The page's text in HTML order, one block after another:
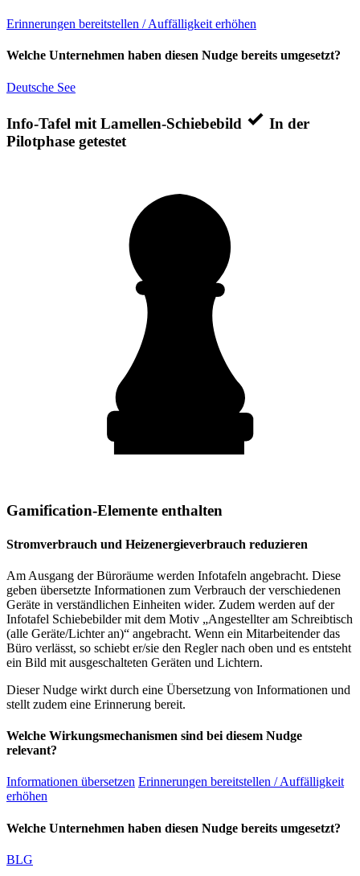
Erinnerungen bereitstellen / Auffälligkeit erhöhen
Welche Unternehmen haben diesen Nudge bereits umgesetzt?
Deutsche See
Info-Tafel mit Lamellen-Schiebebild
In der
Pilotphase getestet
Gamification-Elemente enthalten
Stromverbrauch und Heizenergieverbrauch reduzieren
Am Ausgang der Büroräume werden Infotafeln angebracht. Diese
geben übersetzte Informationen zum Verbrauch der verschiedenen
Geräte in verständlichen Einheiten wider. Zudem werden auf der
Infotafel Schiebebilder mit dem Motiv „Angestellter am Schreibtisch
(alle Geräte/Lichter an)“ angebracht. Wenn ein Mitarbeitender das
Büro verlässt, so schiebt er/sie den Regler nach oben und es entsteht
ein Bild mit ausgeschalteten Geräten und Lichtern.
Dieser Nudge wirkt durch eine Übersetzung von Informationen und
stellt zudem eine Erinnerung bereit.
Welche Wirkungsmechanismen sind bei diesem Nudge
relevant?
Informationen übersetzen Erinnerungen bereitstellen / Auffälligkeit
erhöhen
Welche Unternehmen haben diesen Nudge bereits umgesetzt?
BLG